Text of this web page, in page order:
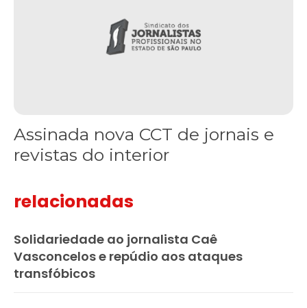
Assinada nova CCT de jornais e
revistas do interior
relacionadas
Solidariedade ao jornalista Caê
Vasconcelos e repúdio aos ataques
transfóbicos